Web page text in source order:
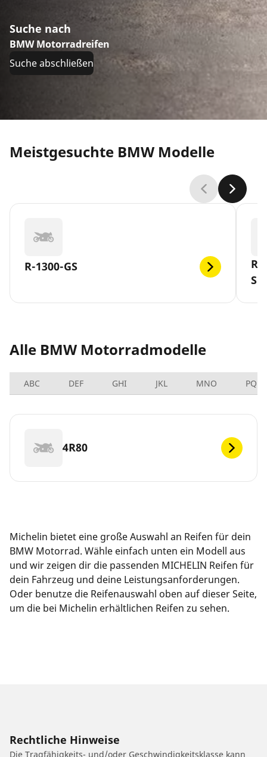
Suche nach
BMW Motorradreifen
Suche abschließen
Meistgesuchte BMW Modelle
R-1300-GS
R-
Alle BMW Motorradmodelle
ABC DEF GHI JKL MNO PQRS
4R80
Michelin bietet eine große Auswahl an Reifen für dein
BMW Motorrad. Wähle einfach unten ein Modell aus
und wir zeigen dir die passenden MICHELIN Reifen für
dein Fahrzeug und deine Leistungsanforderungen.
Oder benutze die Reifenauswahl oben auf dieser Seite,
um die bei Michelin erhältlichen Reifen zu sehen.
Rechtliche Hinweise
Die Tragfähigkeits- und/oder Geschwindigkeitsklasse kann